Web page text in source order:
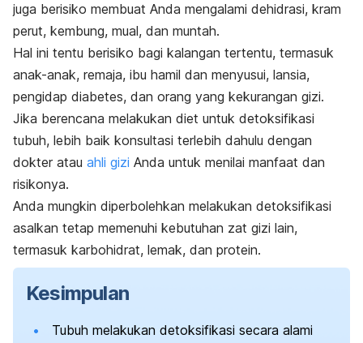
juga berisiko membuat Anda mengalami dehidrasi, kram
perut, kembung, mual, dan muntah.
Hal ini tentu berisiko bagi kalangan tertentu, termasuk
anak-anak, remaja, ibu hamil dan menyusui, lansia,
pengidap diabetes, dan orang yang kekurangan gizi.
Jika berencana melakukan diet untuk detoksifikasi
tubuh, lebih baik konsultasi terlebih dahulu dengan
dokter atau ahli gizi Anda untuk menilai manfaat dan
risikonya.
Anda mungkin diperbolehkan melakukan detoksifikasi
asalkan tetap memenuhi kebutuhan zat gizi lain,
termasuk karbohidrat, lemak, dan protein.
Kesimpulan
Tubuh melakukan detoksifikasi secara alami